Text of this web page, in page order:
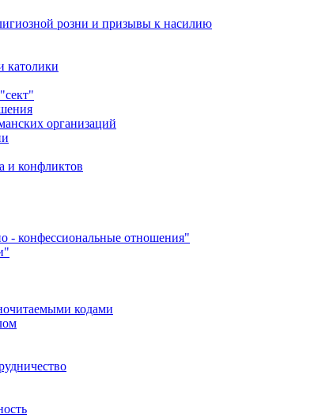
розни и призывы к насилию
католики
организаций
и конфликтов
- конфессиональные отношения"
кодами